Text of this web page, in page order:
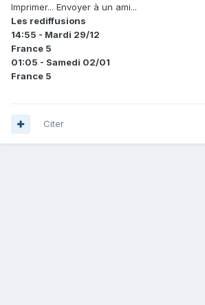
Imprimer... Envoyer à un ami...
Les rediffusions
14:55 - Mardi 29/12
France 5
01:05 - Samedi 02/01
France 5
Citer